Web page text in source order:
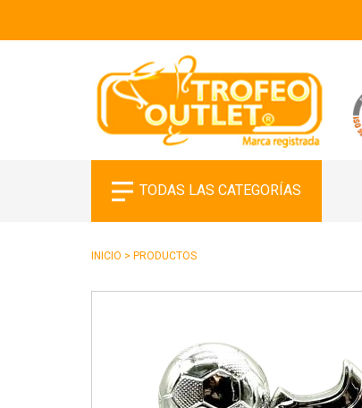
TODAS LAS CATEGORÍAS
INICIO > PRODUCTOS